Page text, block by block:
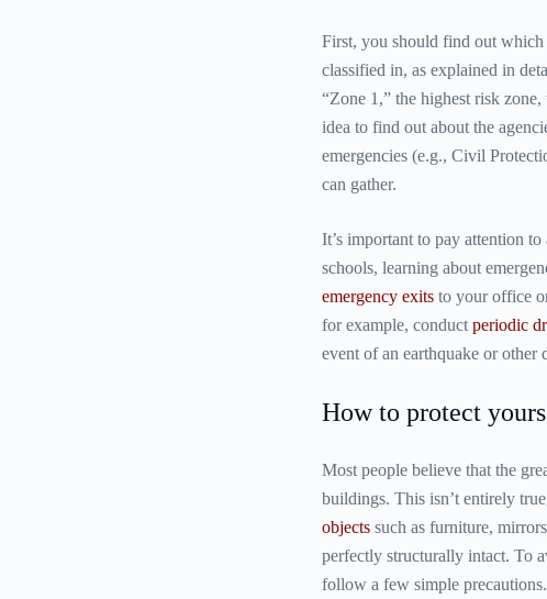
First, you should find out which
classified in, as explained in
“Zone 1,” the highest risk zone,
idea to find out about the
emergencies (e.g., Civil
can gather.
It’s important to pay attention
schools, learning about
emergency exitsto your office
for example, conduct periodic
event of an earthquake or other
How to protect
Most people believe that the
buildings. This isn’t entirely
objectssuch as furniture,
perfectly structurally intact. To
follow a few simple precautions.